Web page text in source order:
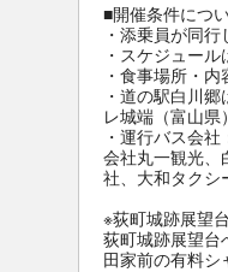
■開催条件につ
・添乗員が同行
・スケジュー
・食事場所・
・道の駅白川
レ城端（富山県
・運行バス会
会社丸一観光、
社、大和タクシ
※荻町城跡展望
荻町城跡展望台
田家前の有料シ